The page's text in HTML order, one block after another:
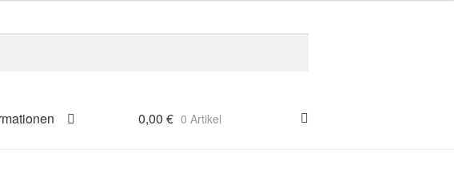
0,00€ 0 Artikel